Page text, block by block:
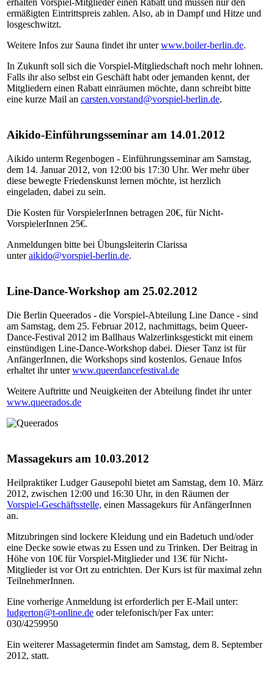
ermäßigten Eintrittspreis zahlen. Also, ab in Dampf und Hitze und
losgeschwitzt.
Weitere Infos zur Sauna findet ihr unterwww.boiler-berlin.de.
In Zukunft soll sich die Vorspiel-Mitgliedschaft noch mehr lohnen.
Falls ihr also selbst ein Geschäft habt oder jemanden kennt, der
Mitgliedern einen Rabatt einräumen möchte, dann schreibt bitte
eine kurze Mail an carsten.vorstand@vorspiel-berlin.de.
Aikido-Einführungsseminar am 14.01.2012
Aikido unterm Regenbogen - Einführungsseminar am Samstag,
dem 14. Januar 2012, von 12:00 bis 17:30 Uhr. Wer mehr über
diese bewegte Friedenskunst lernen möchte, ist herzlich
eingeladen, dabei zu sein.
Die Kosten für VorspielerInnen betragen 20€, für Nicht-
VorspielerInnen 25€.
Anmeldungen bitte bei Übungsleiterin Clarissa
unteraikido@vorspiel-berlin.de.
Line-Dance-Workshop am 25.02.2012
Die Berlin Queerados - die Vorspiel-Abteilung Line Dance - sind
am Samstag, dem 25. Februar 2012, nachmittags, beim Queer-
Dance-Festival 2012 im Ballhaus Walzerlinksgestickt mit einem
einstündigen Line-Dance-Workshop dabei. Dieser Tanz ist für
AnfängerInnen, die Workshops sind kostenlos. Genaue Infos
erhaltet ihr unterwww.queerdancefestival.de
Weitere Auftritte und Neuigkeiten der Abteilung findet ihr unter
www.queerados.de
Massagekurs am 10.03.2012
Heilpraktiker Ludger Gausepohl bietet am Samstag, dem 10. März
2012, zwischen 12:00 und 16:30 Uhr, in den Räumen der
Vorspiel-Geschäftsstelle, einen Massagekurs für AnfängerInnen
an.
Mitzubringen sind lockere Kleidung und ein Badetuch und/oder
eine Decke sowie etwas zu Essen und zu Trinken. Der Beitrag in
Höhe von 10€ für Vorspiel-Mitglieder und 13€ für Nicht-
Mitglieder ist vor Ort zu entrichten. Der Kurs ist für maximal zehn
TeilnehmerInnen.
Eine vorherige Anmeldung ist erforderlich per E-Mail unter:
ludgerton@t-online.de oder telefonisch/per Fax unter:
030/4259950
Ein weiterer Massagetermin findet am Samstag, dem 8. September
2012, statt.